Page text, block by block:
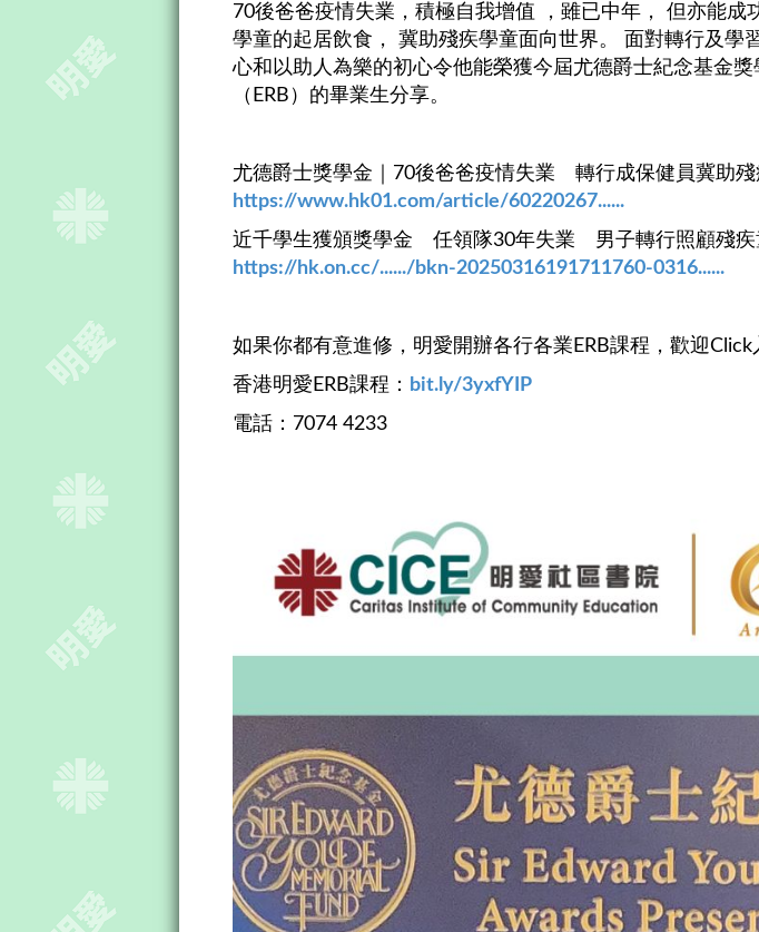
70後爸爸疫情失業，積極自我增值 ，雖已中年， 但亦能
學童的起居飲食， 冀助殘疾學童面向世界。 面對轉行及
心和以助人為樂的初心令他能榮獲今屆尤德爵士紀念基金
（ERB）的畢業生分享。
尤德爵士獎學金｜70後爸爸疫情失業 轉行成保健員冀助
https://www.hk01.com/article/60220267......
近千學生獲頒獎學金 任領隊30年失業 男子轉行照顧殘疾
https://hk.on.cc/....../bkn-20250316191711760-0316......
如果你都有意進修，明愛開辦各行各業ERB課程，歡迎Click
香港明愛ERB課程：
bit.ly/3yxfYIP
電話：7074 4233